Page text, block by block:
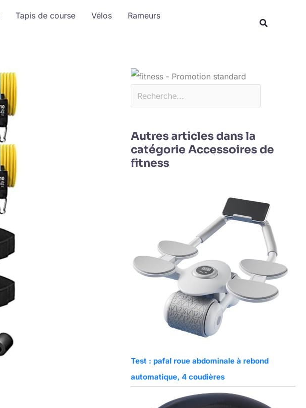
Tapis de course Vélos
Rameurs
Autres articles dans la
catégorie Accessoires de
fitness
Test : pafal roue abdominale à rebond
automatique, 4 coudières